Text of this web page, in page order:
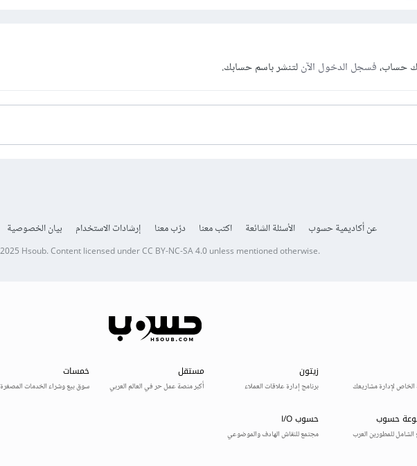
حساب،فسجل الدخول الآنلتنشر باسم حسابك.
عن أكاديمية حسوب الأسئلة الشائعة اكتب معنا درّب معنا إرشادات الاستخدام بيان الخصوصية
Hsoub.Content licensed underCC BY-NC-SA 4.0unless mentioned otherwise.